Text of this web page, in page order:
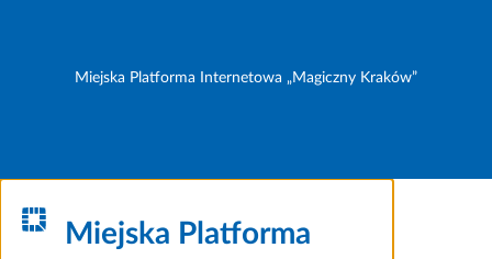
Miejska Platforma Internetowa „Magiczny Kraków”
Miejska Platforma